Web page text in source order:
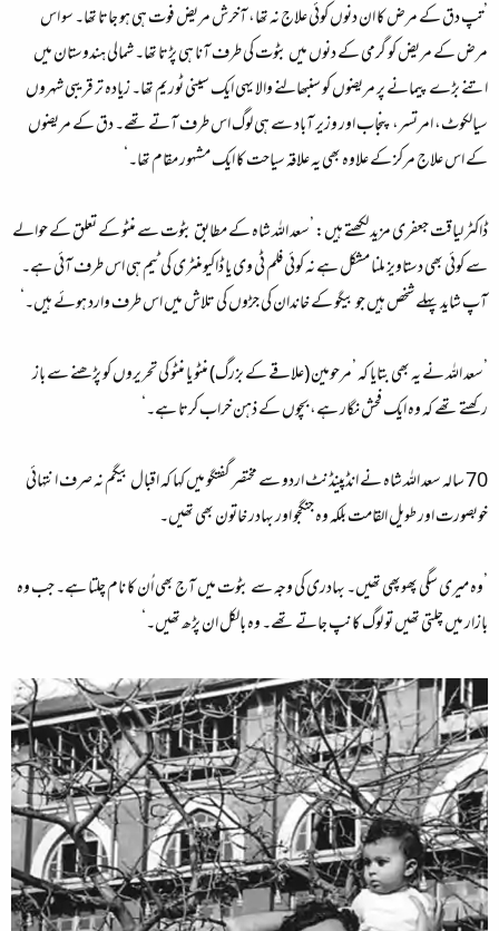
’تپ دق کے مرض کا ان دنوں کوئی علاج نہ تھا، آخرش مریض فوت ہی ہو جاتا تھا۔ سو اس
مرض کے مریض کو گرمی کے دنوں میں بٹوت کی طرف آنا ہی پڑتا تھا۔ شمالی ہندوستان میں
اتنے بڑے پیمانے پر مریضوں کو سنبھالنے والا یہی ایک سینی ٹوریم تھا۔ زیادہ تر قریبی شہروں
سیالکوٹ، امرتسر، پنجاب اور وزیر آباد سے ہی لوگ اس طرف آتے تھے۔ دق کے مریضوں
کے اس علاج مرکز کے علاوہ بھی یہ علاقہ سیاحت کا ایک مشہور مقام تھا۔‘
ڈاکٹر لیاقت جعفری مزید لکھتے ہیں: ’سعد اللہ شاہ کے مطابق بٹوت سے منٹو کے تعلق کے حوالے
سے کوئی بھی دستاویز ملنا مشکل ہے نہ کوئی فلم ٹی وی یا ڈاکیومنٹری کی ٹیم ہی اس طرف آئی ہے۔
آپ شاید پہلے شخص ہیں جو بیگو کے خاندان کی جڑوں کی تلاش میں اس طرف وارد ہوئے ہیں۔‘
’سعد اللہ نے یہ بھی بتایا کہ ’مرحومین (علاقے کے بزرگ) منٹو یا منٹو کی تحریروں کو پڑھنے سے باز
رکھتے تھے کہ وہ ایک فحش نگار ہے، بچوں کے ذہن خراب کرتا ہے۔‘
70 سالہ سعد اللہ شاہ نے انڈپینڈنٹ اردو سے مختصر گفتگو میں کہا کہ اقبال بیگم نہ صرف انتہائی
خوبصورت اور طویل القامت بلکہ وہ جنگجو اور بہادر خاتون بھی تھیں۔
’وہ میری سگی پھوپھی تھیں۔ بہادری کی وجہ سے بٹوت میں آج بھی اُن کا نام چلتا ہے۔ جب وہ
بازار میں چلتی تھیں تو لوگ کانپ جاتے تھے۔ وہ بالکل ان پڑھ تھیں۔‘